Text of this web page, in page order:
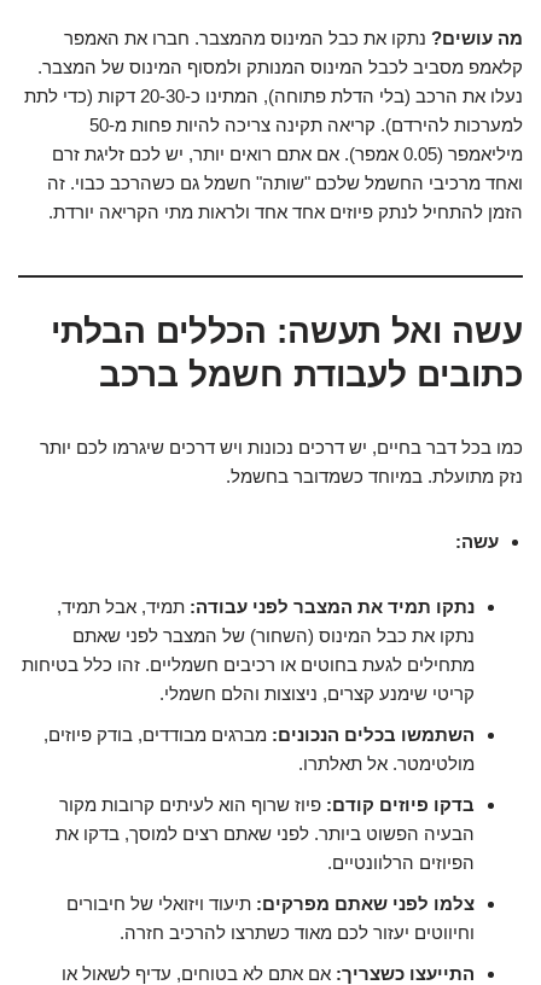
מה עושים? נתקו את כבל המינוס מהמצבר. חברו את האמפר
קלאמפ מסביב לכבל המינוס המנותק ולמסוף המינוס של המצבר.
נעלו את הרכב (בלי הדלת פתוחה), המתינו כ-20-30 דקות (כדי לתת
למערכות להירדם). קריאה תקינה צריכה להיות פחות מ-50
מיליאמפר (0.05 אמפר). אם אתם רואים יותר, יש לכם זליגת זרם
ואחד מרכיבי החשמל שלכם "שותה" חשמל גם כשהרכב כבוי. זה
הזמן להתחיל לנתק פיוזים אחד אחד ולראות מתי הקריאה יורדת.
עשה ואל תעשה: הכללים הבלתי
כתובים לעבודת חשמל ברכב
כמו בכל דבר בחיים, יש דרכים נכונות ויש דרכים שיגרמו לכם יותר
נזק מתועלת. במיוחד כשמדובר בחשמל.
עשה:
נתקו תמיד את המצבר לפני עבודה: תמיד, אבל תמיד,
נתקו את כבל המינוס (השחור) של המצבר לפני שאתם
מתחילים לגעת בחוטים או רכיבים חשמליים. זהו כלל בטיחות
קריטי שימנע קצרים, ניצוצות והלם חשמלי.
השתמשו בכלים הנכונים: מברגים מבודדים, בודק פיוזים,
מולטימטר. אל תאלתרו.
בדקו פיוזים קודם: פיוז שרוף הוא לעיתים קרובות מקור
הבעיה הפשוט ביותר. לפני שאתם רצים למוסך, בדקו את
הפיוזים הרלוונטיים.
צלמו לפני שאתם מפרקים: תיעוד ויזואלי של חיבורים
וחיווטים יעזור לכם מאוד כשתרצו להרכיב חזרה.
התייעצו כשצריך: אם אתם לא בטוחים, עדיף לשאול או